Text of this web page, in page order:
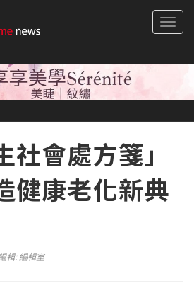
社會處方箋」
康老化新典
輯:編輯室